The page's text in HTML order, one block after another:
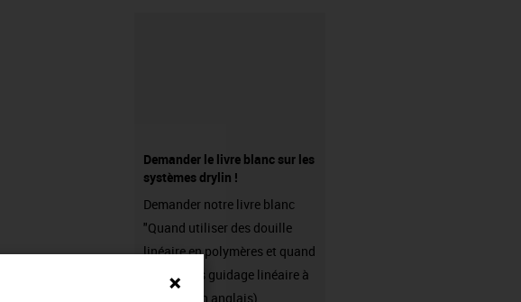
Demander le livre blanc sur les
systèmes drylin !
Demander notre livre blanc
"Quand utiliser des douille
linéaire en polymères et quand
utiliser des guidage linéaire à
billes ?" (en anglais)